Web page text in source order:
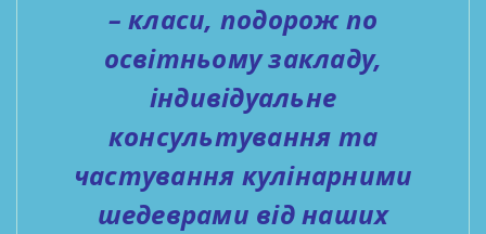
– класи, подорож по
освітньому закладу,
індивідуальне
консультування та
частування кулінарними
шедеврами від наших